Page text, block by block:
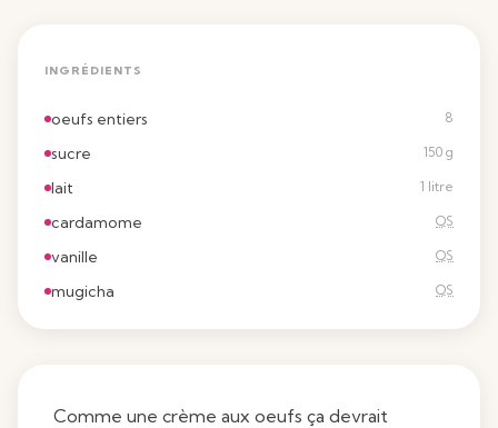
INGRÉDIENTS
oeufs entiers 8
sucre 150 g
lait 1 litre
cardamome QS
vanille QS
mugicha QS
Comme une crème aux oeufs ça devrait